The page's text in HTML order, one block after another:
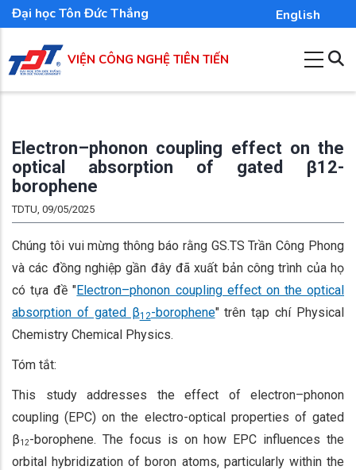
Nhảy
đến
nội
dung
Đại học Tôn Đức Thắng English
VIỆN CÔNG NGHỆ TIÊN TIẾN
Electron–phonon coupling effect on the
optical absorption of gated β12-
borophene
TDTU, 09/05/2025
Chúng tôi vui mừng thông báo rằng GS.TS Trần Công Phong
và các đồng nghiệp gần đây đã xuất bản công trình của họ
có tựa đề "Electron–phonon coupling effect on the optical
absorption of gated β12-borophene" trên tạp chí Physical
Chemistry Chemical Physics.
Tóm tắt:
This study addresses the effect of electron–phonon
coupling (EPC) on the electro-optical properties of gated
β12-borophene. The focus is on how EPC influences the
orbital hybridization of boron atoms, particularly within the